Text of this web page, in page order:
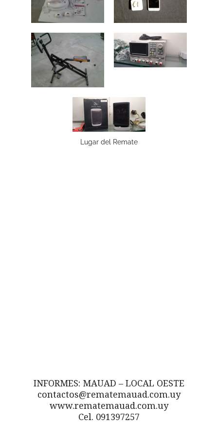
Lugar del Remate
INFORMES: MAUAD – LOCAL OESTE
contactos@rematemauad.com.uy
www.rematemauad.com.uy
Cel. 091397257